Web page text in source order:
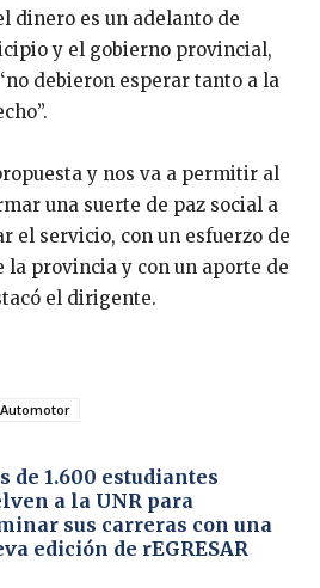
dinero es un adelanto de
y el gobierno provincial,
debieron esperar tanto a la
y nos va a permitir al
una suerte de paz social a
el servicio, con un esfuerzo de
provincia y con un aporte de
el dirigente.
de 1.600 estudiantes
a la UNR para
sus carreras con una
edición de rEGRESAR